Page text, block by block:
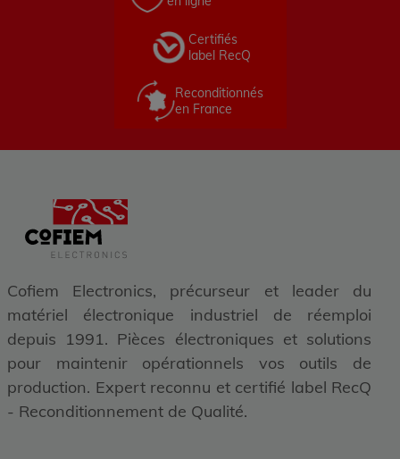
Certifiés
label RecQ
Reconditionnés
en France
Cofiem Electronics, précurseur et leader du
matériel électronique industriel de réemploi
depuis 1991. Pièces électroniques et solutions
pour maintenir opérationnels vos outils de
production. Expert reconnu et certifié label RecQ
- Reconditionnement de Qualité.